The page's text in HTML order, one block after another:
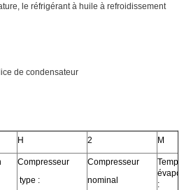
le réfrigérant à huile à refroidissement
de condensateur
H 2 M
Compresseur
type :
Compresseur
nominal
Temp
: